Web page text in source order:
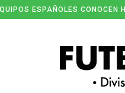
ESPAÑOLES CONOCEN